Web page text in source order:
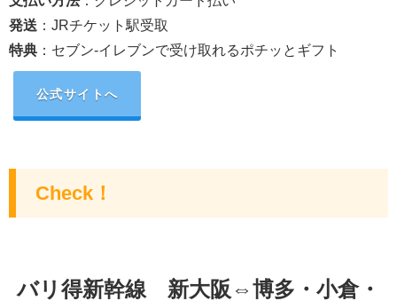
発送 ：JRチケット駅受取
特典 ： セブン‐イレブンで受け取れるポチッとギフト
公式サイトへ
Check！
バリ得新幹線 新大阪⇔博多・小倉・